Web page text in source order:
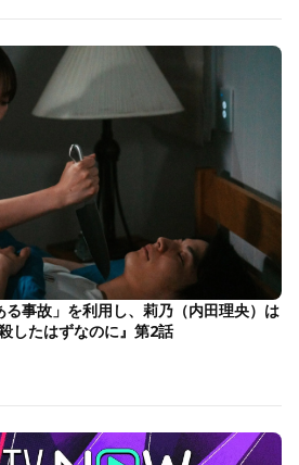
事故」を利用し、莉乃（内田理央）は
したはずなのに』第2話